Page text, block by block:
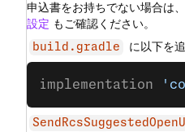
申込書をお持ちでない場合は、
設定 もご確認ください。
build.gradle に以下を
implementation